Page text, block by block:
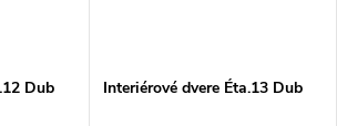
Dub Interiérové dvere Éta.13 Dub